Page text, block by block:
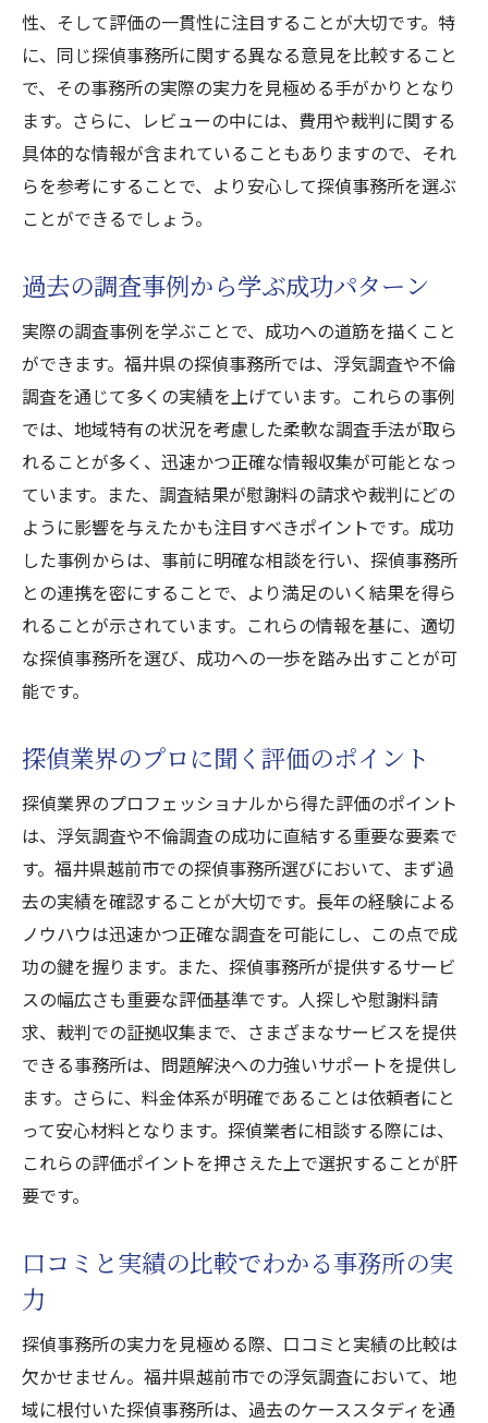
性、そして評価の一貫性に注目することが大切です。特
に、同じ探偵事務所に関する異なる意見を比較すること
で、その事務所の実際の実力を見極める手がかりとなり
ます。さらに、レビューの中には、費用や裁判に関する
具体的な情報が含まれていることもありますので、それ
らを参考にすることで、より安心して探偵事務所を選ぶ
ことができるでしょう。
過去の調査事例から学ぶ成功パターン
実際の調査事例を学ぶことで、成功への道筋を描くこと
ができます。福井県の探偵事務所では、浮気調査や不倫
調査を通じて多くの実績を上げています。これらの事例
では、地域特有の状況を考慮した柔軟な調査手法が取ら
れることが多く、迅速かつ正確な情報収集が可能となっ
ています。また、調査結果が慰謝料の請求や裁判にどの
ように影響を与えたかも注目すべきポイントです。成功
した事例からは、事前に明確な相談を行い、探偵事務所
との連携を密にすることで、より満足のいく結果を得ら
れることが示されています。これらの情報を基に、適切
な探偵事務所を選び、成功への一歩を踏み出すことが可
能です。
探偵業界のプロに聞く評価のポイント
探偵業界のプロフェッショナルから得た評価のポイント
は、浮気調査や不倫調査の成功に直結する重要な要素で
す。福井県越前市での探偵事務所選びにおいて、まず過
去の実績を確認することが大切です。長年の経験による
ノウハウは迅速かつ正確な調査を可能にし、この点で成
功の鍵を握ります。また、探偵事務所が提供するサービ
スの幅広さも重要な評価基準です。人探しや慰謝料請
求、裁判での証拠収集まで、さまざまなサービスを提供
できる事務所は、問題解決への力強いサポートを提供し
ます。さらに、料金体系が明確であることは依頼者にと
って安心材料となります。探偵業者に相談する際には、
これらの評価ポイントを押さえた上で選択することが肝
要です。
口コミと実績の比較でわかる事務所の実
力
探偵事務所の実力を見極める際、口コミと実績の比較は
欠かせません。福井県越前市での浮気調査において、地
域に根付いた探偵事務所は、過去のケーススタディを通